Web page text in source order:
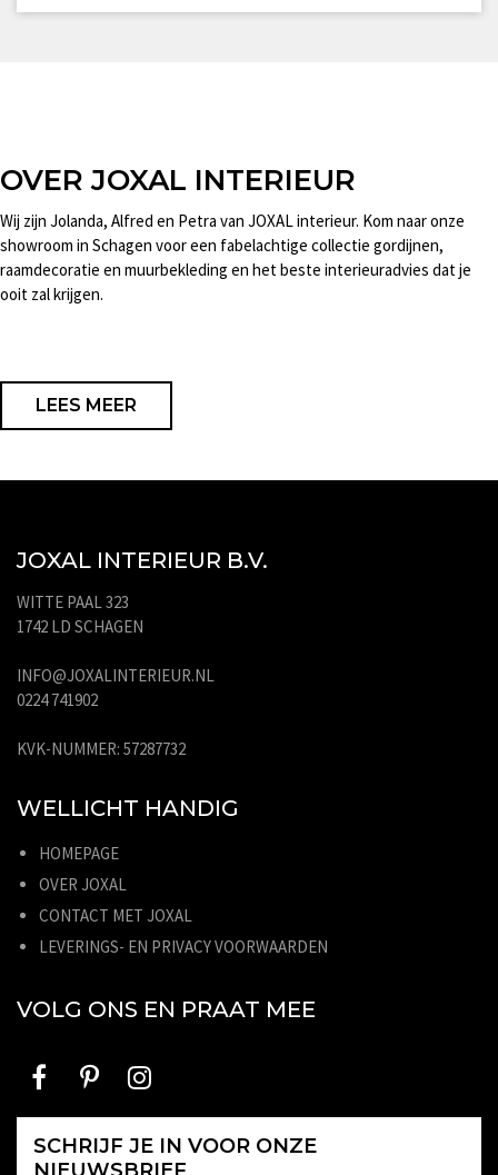
OVER JOXAL INTERIEUR
Wij zijn Jolanda, Alfred en Petra van JOXAL interieur. Kom naar onze
showroom in Schagen voor een fabelachtige collectie gordijnen,
raamdecoratie en muurbekleding en het beste interieuradvies dat je
ooit zal krijgen.
LEES MEER
JOXAL INTERIEUR B.V.
WITTE PAAL 323
1742 LD SCHAGEN
INFO@JOXALINTERIEUR.NL
0224 741902
KVK-NUMMER: 57287732
WELLICHT HANDIG
HOMEPAGE
OVER JOXAL
CONTACT MET JOXAL
LEVERINGS- EN PRIVACY VOORWAARDEN
VOLG ONS EN PRAAT MEE
SCHRIJF JE IN VOOR ONZE